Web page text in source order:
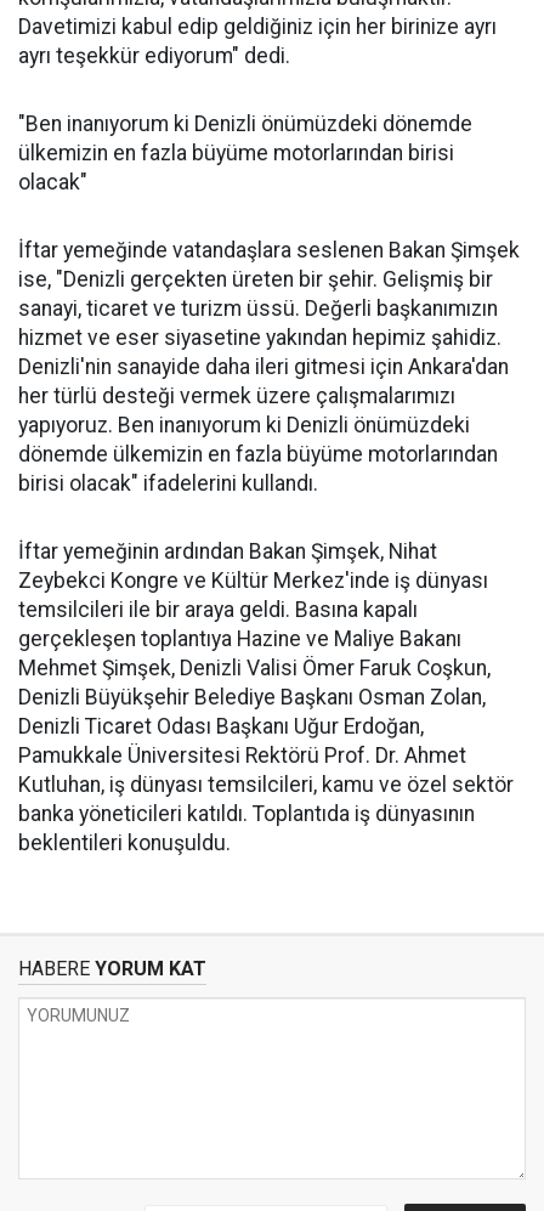
Davetimizi kabul edip geldiğiniz için her birinize ayrı
ayrı teşekkür ediyorum" dedi.
"Ben inanıyorum ki Denizli önümüzdeki dönemde
ülkemizin en fazla büyüme motorlarından birisi
olacak"
İftar yemeğinde vatandaşlara seslenen Bakan Şimşek
ise, "Denizli gerçekten üreten bir şehir. Gelişmiş bir
sanayi, ticaret ve turizm üssü. Değerli başkanımızın
hizmet ve eser siyasetine yakından hepimiz şahidiz.
Denizli'nin sanayide daha ileri gitmesi için Ankara'dan
her türlü desteği vermek üzere çalışmalarımızı
yapıyoruz. Ben inanıyorum ki Denizli önümüzdeki
dönemde ülkemizin en fazla büyüme motorlarından
birisi olacak" ifadelerini kullandı.
İftar yemeğinin ardından Bakan Şimşek, Nihat
Zeybekci Kongre ve Kültür Merkez'inde iş dünyası
temsilcileri ile bir araya geldi. Basına kapalı
gerçekleşen toplantıya Hazine ve Maliye Bakanı
Mehmet Şimşek, Denizli Valisi Ömer Faruk Coşkun,
Denizli Büyükşehir Belediye Başkanı Osman Zolan,
Denizli Ticaret Odası Başkanı Uğur Erdoğan,
Pamukkale Üniversitesi Rektörü Prof. Dr. Ahmet
Kutluhan, iş dünyası temsilcileri, kamu ve özel sektör
banka yöneticileri katıldı. Toplantıda iş dünyasının
beklentileri konuşuldu.
HABERE YORUM KAT